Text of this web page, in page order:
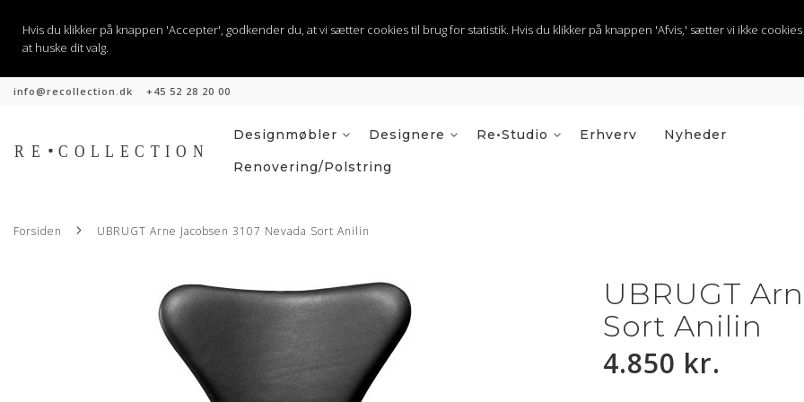
Hvis du klikker på knappen 'Accepter', godkender du, at vi sætter cookies til brug for statistik. Hvis du klikker på knappen 'Afvis,' sætter vi ikke
at huske dit valg.
info@recollection.dk +45 52 28 20 00
Skip
Designmøbler Designere Re•Studio
Nyheder
Renovering/Polstring
Erhverv
Forsiden UBRUGT Arne Jacobsen 3107 Nevada Sort Anilin
UBRUGT
Sort Anilin
4.850 kr.